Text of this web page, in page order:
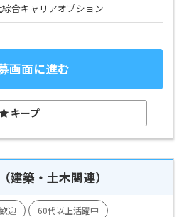
合キャリアオプション
画面に進む
キープ
建築・土木関連）
迎
60代以上活躍中